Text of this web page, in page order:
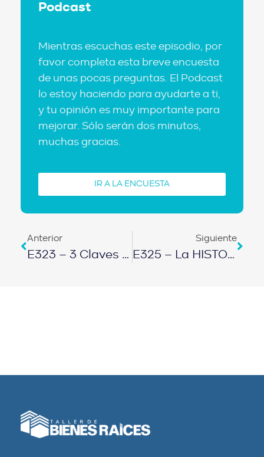
Podcast
Mientras escuchas este episodio, por
favor completa esta breve encuesta
de unas pocas preguntas. El Podcast
lo estoy haciendo para ayudarte a ti,
y tu opinión es muy importante para
mejorar. Sólo serán dos minutos,
muchas gracias.
IR A LA ENCUESTA
Anterior
E323 – 3 Claves Para Crear Riqueza Y Abundancia A CUALQUIER EDAD
Siguiente
E325 – La HISTORIA COMPLETA De SALOMUNDO